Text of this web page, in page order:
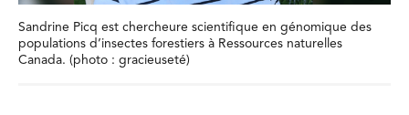
Sandrine Picq est chercheure scientifique en génomique des
populations d’insectes forestiers à Ressources naturelles
Canada. (photo : gracieuseté)